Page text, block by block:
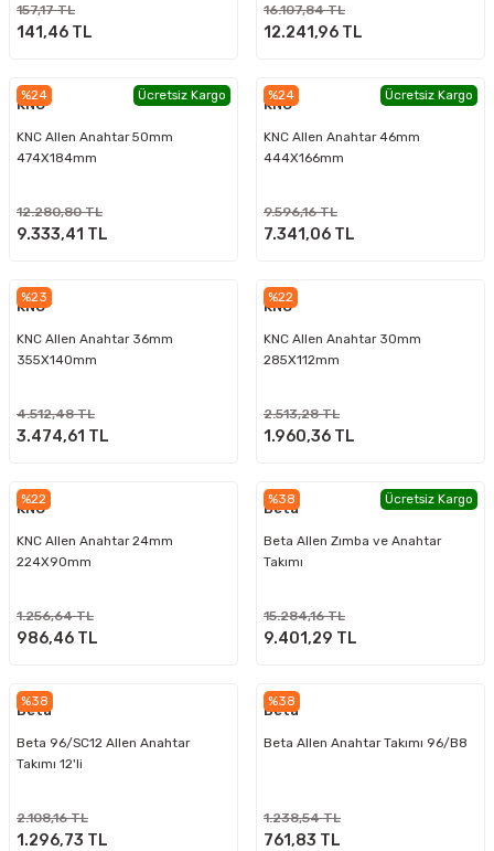
157,17 TL
141,46 TL
16.107,84 TL
12.241,96 TL
%24 Ücretsiz Kargo
KNC
KNC Allen Anahtar 50mm
474X184mm
12.280,80 TL
9.333,41 TL
%24 Ücretsiz Kargo
KNC
KNC Allen Anahtar 46mm
444X166mm
9.596,16 TL
7.341,06 TL
%23
KNC
KNC Allen Anahtar 36mm
355X140mm
4.512,48 TL
3.474,61 TL
%22
KNC
KNC Allen Anahtar 30mm
285X112mm
2.513,28 TL
1.960,36 TL
%22
KNC
KNC Allen Anahtar 24mm
224X90mm
1.256,64 TL
986,46 TL
%38 Ücretsiz Kargo
Beta
Beta Allen Zımba ve Anahtar
Takımı
15.284,16 TL
9.401,29 TL
%38
Beta
Beta 96/SC12 Allen Anahtar
Takımı 12'li
2.108,16 TL
1.296,73 TL
%38
Beta
Beta Allen Anahtar Takımı 96/B8
1.238,54 TL
761,83 TL